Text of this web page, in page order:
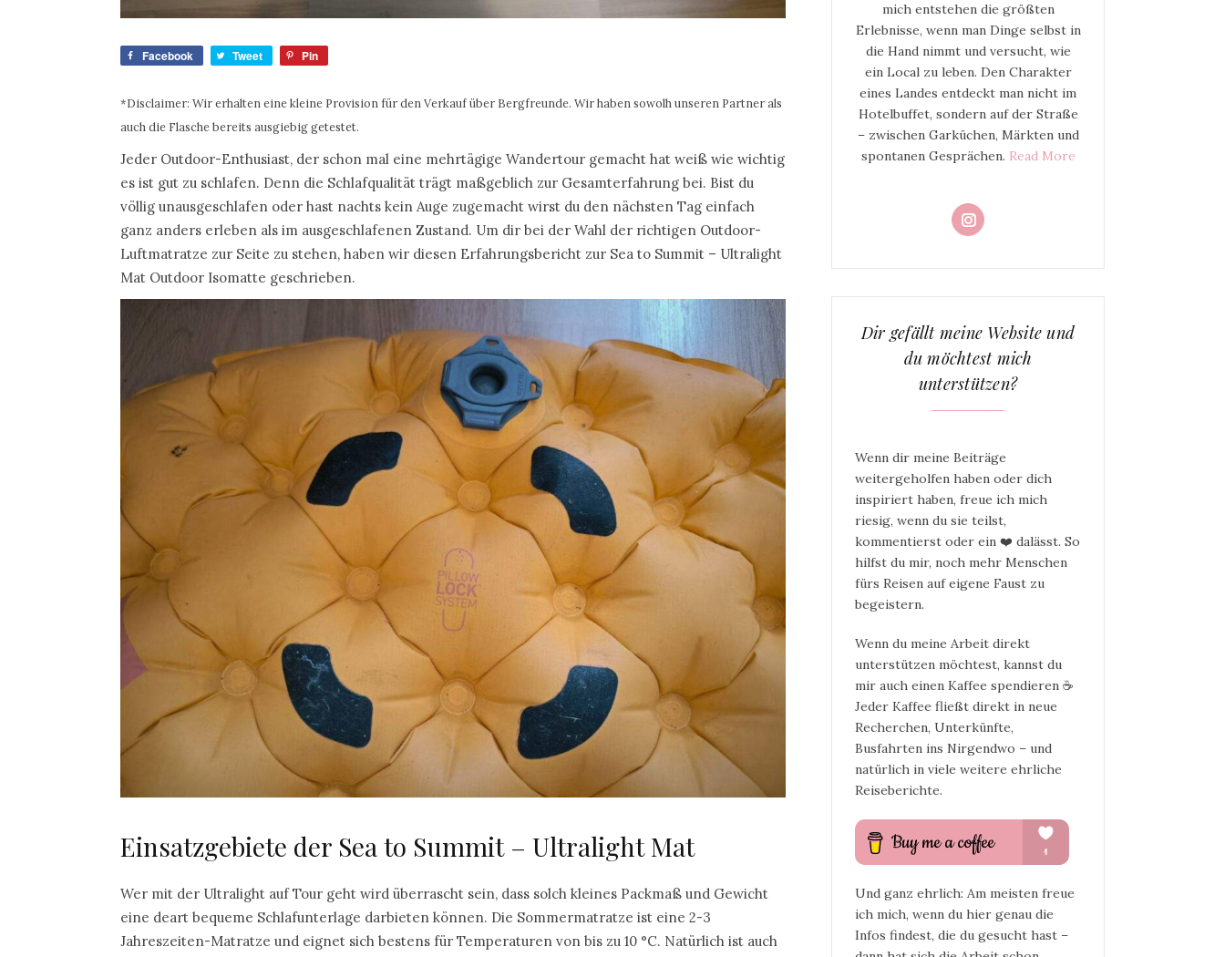
Facebook Tweet Pin
*Disclaimer: Wir erhalten eine kleine Provision für den Verkauf über Bergfreunde. Wir haben sowolh unseren Partner als
auch die Flasche bereits ausgiebig getestet.
Jeder Outdoor-Enthusiast, der schon mal eine mehrtägige Wandertour gemacht hat weiß wie wichtig
es ist gut zu schlafen. Denn die Schlafqualität trägt maßgeblich zur Gesamterfahrung bei. Bist du
völlig unausgeschlafen oder hast nachts kein Auge zugemacht wirst du den nächsten Tag einfach
ganz anders erleben als im ausgeschlafenen Zustand. Um dir bei der Wahl der richtigen Outdoor-
Luftmatratze zur Seite zu stehen, haben wir diesen Erfahrungsbericht zur Sea to Summit – Ultralight
Mat Outdoor Isomatte geschrieben.
Einsatzgebiete der Sea to Summit – Ultralight Mat
Wer mit der Ultralight auf Tour geht wird überrascht sein, dass solch kleines Packmaß und Gewicht
eine deart bequeme Schlafunterlage darbieten können. Die Sommermatratze ist eine 2-3
Jahreszeiten-Matratze und eignet sich bestens für Temperaturen von bis zu 10 °C. Natürlich ist auch
mich entstehen die größten
Erlebnisse, wenn man Dinge selbst in
die Hand nimmt und versucht, wie
ein Local zu leben. Den Charakter
eines Landes entdeckt man nicht im
Hotelbuffet, sondern auf der Straße
– zwischen Garküchen, Märkten und
spontanen Gesprächen. Read More
Dir gefällt meine Website und
du möchtest mich
unterstützen?
Wenn dir meine Beiträge
weitergeholfen haben oder dich
inspiriert haben, freue ich mich
riesig, wenn du sie teilst,
kommentierst oder ein ❤️ dalässt. So
hilfst du mir, noch mehr Menschen
fürs Reisen auf eigene Faust zu
begeistern.
Wenn du meine Arbeit direkt
unterstützen möchtest, kannst du
mir auch einen Kaffee spendieren ☕
Jeder Kaffee fließt direkt in neue
Recherchen, Unterkünfte,
Busfahrten ins Nirgendwo – und
natürlich in viele weitere ehrliche
Reiseberichte.
Und ganz ehrlich: Am meisten freue
ich mich, wenn du hier genau die
Infos findest, die du gesucht hast –